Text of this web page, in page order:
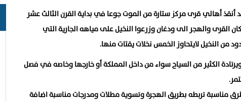
أهالي قرى مركز ستارة من الموت جوعا في بداية القرن الثالث عشر
القرى والهجر الى ودغان وزرعوا النخيل على مياهه الجارية التي
النخيل لايتحاوز الخمس نخلات يقتات منها.
الكثير من السياح سواء من داخل المملكة أو خارجها وخاصه في فصل
مناسبة تربطه بطريق الهجرة وتسوية مطلات ومدرجات مناسبة اضافة